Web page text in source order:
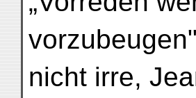
nicht irre,